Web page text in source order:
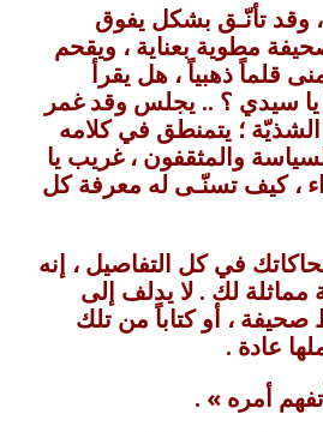
تأنّـق بشكل يفوق
مطوية بعناية ، ويقحم
قلماً ذهبياً ، هل يقرأ
سيدي ؟ .. يجلس وقد غمر
؛ يتمنطق في كلامه
والمثقفون ، غريب يا
، كيف تسنّـى له معرفة كل
في كل التفاصيل ، إنه
لك . لا يدلف إلى
صحيفة ، أو كتاباً من تلك
عادة .
أمره » .